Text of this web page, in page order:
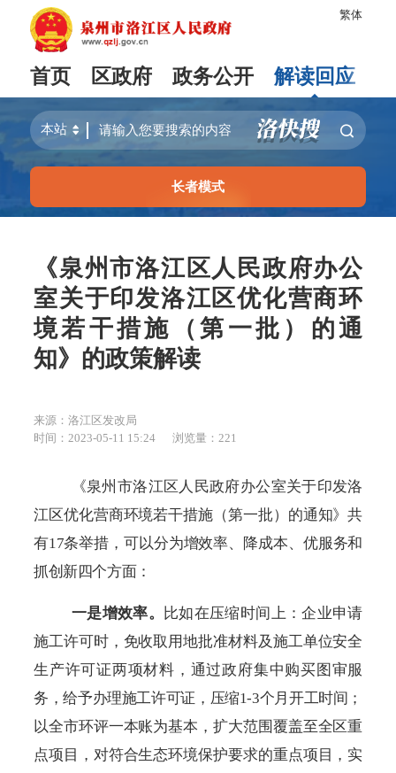
繁体
首页 区政府 政务公开 解读回应
长者模式
《泉州市洛江区人民政府办公
室关于印发洛江区优化营商环
境若干措施（第一批）的通
知》的政策解读
来源：洛江区发改局
时间：2023-05-11 15:24
浏览量： 221
《泉州市洛江区人民政府办公室关于印发洛
江区优化营商环境若干措施（第一批）的通知》共
有17条举措，可以分为增效率、降成本、优服务和
抓创新四个方面 ：
一是增效率。 比如在压缩时间 上 ：企业申请
施工许可时，免收取用地批准材料及施工单位安全
生产许可证两项材料 ，通过政府集中购买图审服
务，给予办理施工许可证，压缩1-3个月开工时间；
以全市环评一本账为基本，扩大范围覆盖至全区重
点项目， 对符合生态环境保护要求的重点项目，实